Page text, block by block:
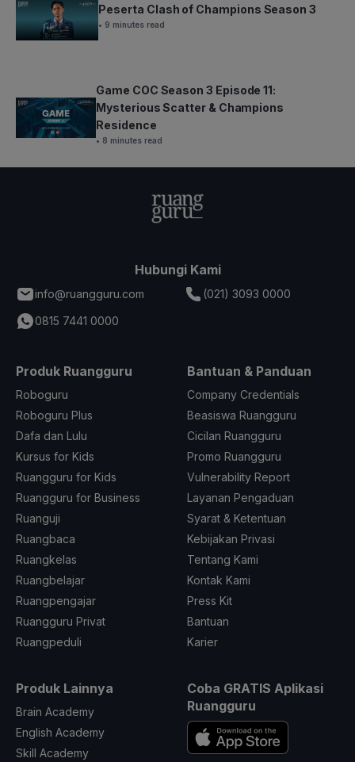
Peserta Clash of Champions Season 3
• 9 minutes read
Game COC Season 3 Episode 11:
Mysterious Scatter & Champions
Residence
• 8 minutes read
Hubungi Kami
info@ruangguru.com
(021) 3093 0000
0815 7441 0000
Produk Ruangguru
Roboguru
Roboguru Plus
Dafa dan Lulu
Kursus for Kids
Ruangguru for Kids
Ruangguru for Business
Ruanguji
Ruangbaca
Ruangkelas
Ruangbelajar
Ruangpengajar
Ruangguru Privat
Ruangpeduli
Bantuan & Panduan
Company Credentials
Beasiswa Ruangguru
Cicilan Ruangguru
Promo Ruangguru
Vulnerability Report
Layanan Pengaduan
Syarat & Ketentuan
Kebijakan Privasi
Tentang Kami
Kontak Kami
Press Kit
Bantuan
Karier
Produk Lainnya
Brain Academy
English Academy
Skill Academy
Coba GRATIS Aplikasi
Ruangguru